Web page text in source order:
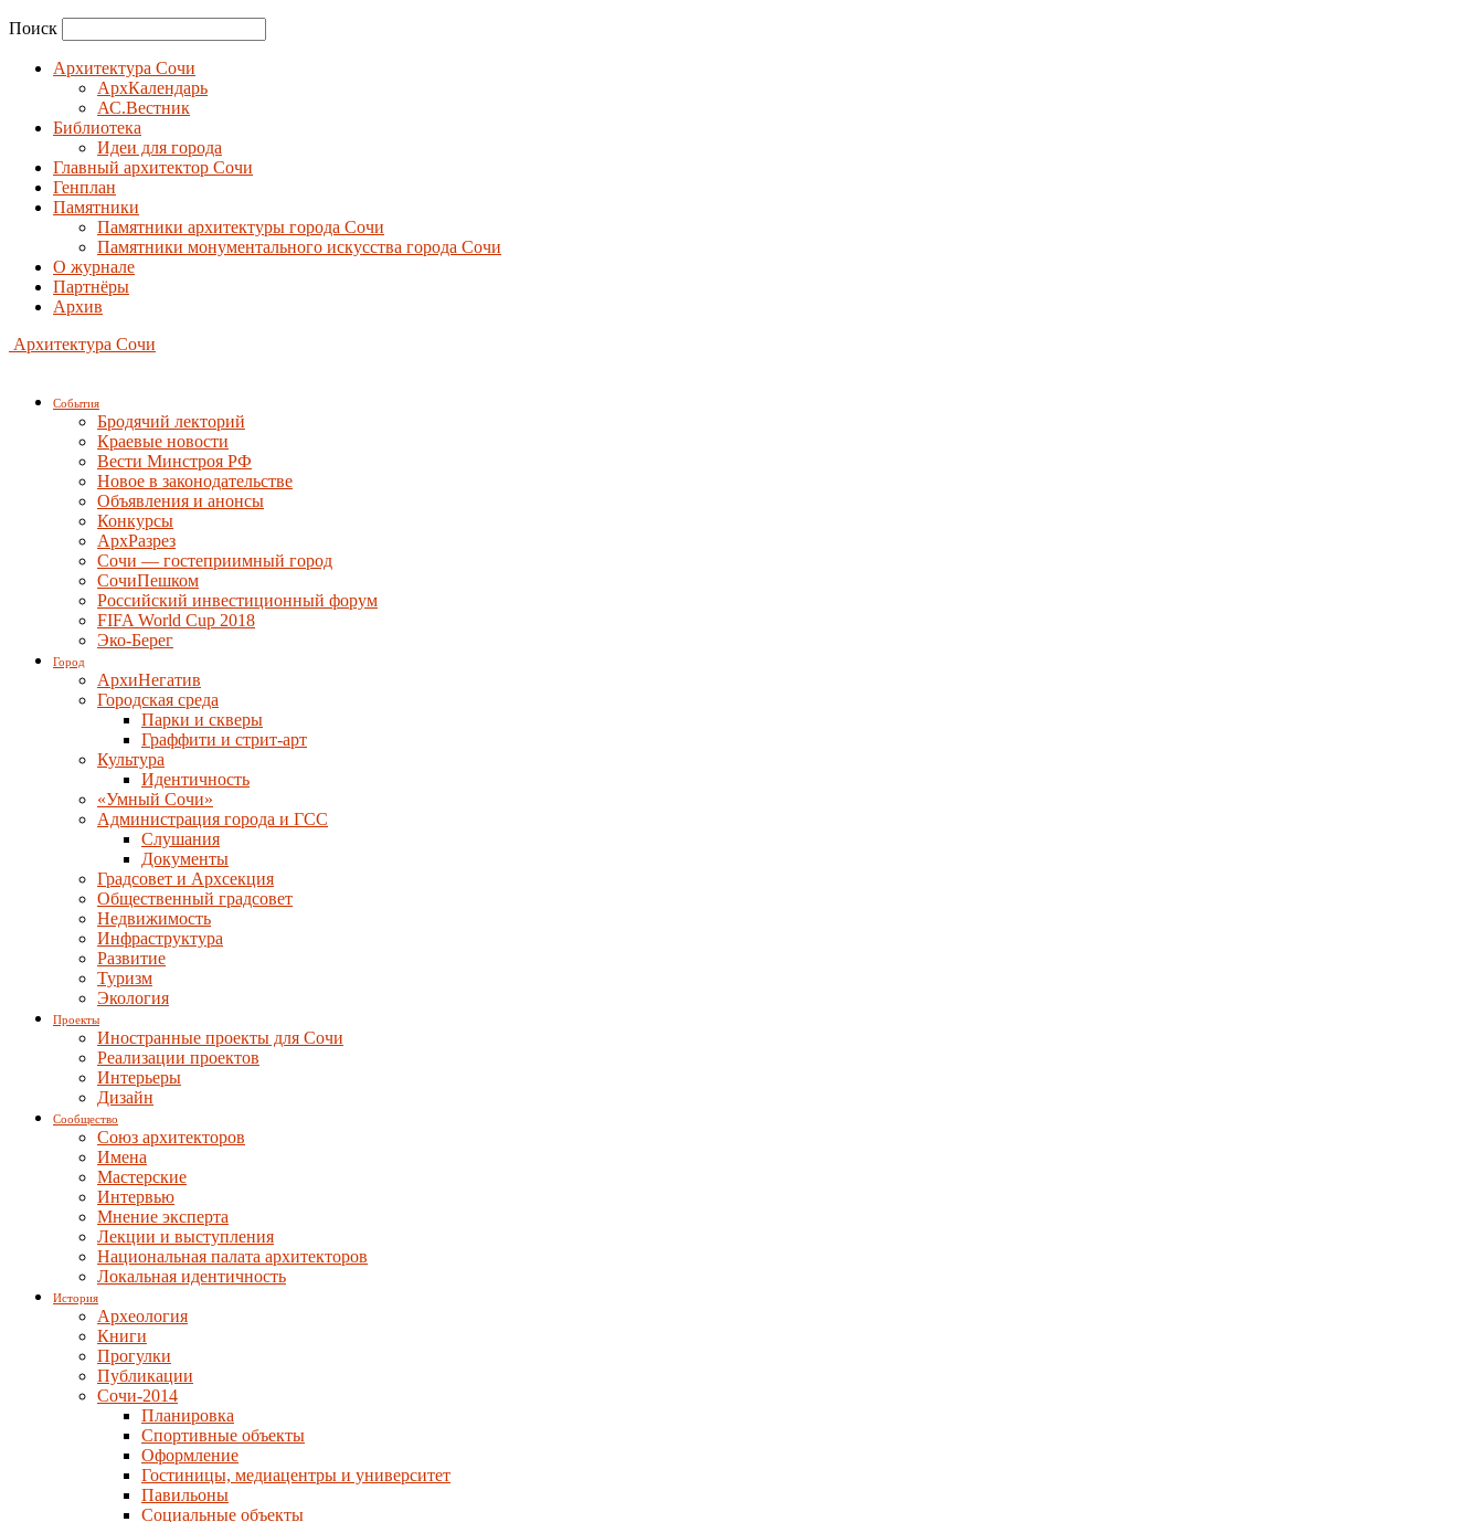
Поиск
Архитектура Сочи
АрхКалендарь
АС.Вестник
Библиотека
Идеи для города
Главный архитектор Сочи
Генплан
Памятники
Памятники архитектуры города Сочи
Памятники монументального искусства города Сочи
О журнале
Партнёры
Архив
Архитектура Сочи
События
Бродячий лекторий
Краевые новости
Вести Минстроя РФ
Новое в законодательстве
Объявления и анонсы
Конкурсы
АрхРазрез
Сочи — гостеприимный город
СочиПешком
Российский инвестиционный форум
FIFA World Cup 2018
Эко-Берег
Город
АрхиНегатив
Городская среда
Парки и скверы
Граффити и стрит-арт
Культура
Идентичность
«Умный Сочи»
Администрация города и ГСС
Слушания
Документы
Градсовет и Архсекция
Общественный градсовет
Недвижимость
Инфраструктура
Развитие
Туризм
Экология
Проекты
Иностранные проекты для Сочи
Реализации проектов
Интерьеры
Дизайн
Сообщество
Союз архитекторов
Имена
Мастерские
Интервью
Мнение эксперта
Лекции и выступления
Национальная палата архитекторов
Локальная идентичность
История
Археология
Книги
Прогулки
Публикации
Сочи-2014
Планировка
Спортивные объекты
Оформление
Гостиницы, медиацентры и университет
Павильоны
Социальные объекты